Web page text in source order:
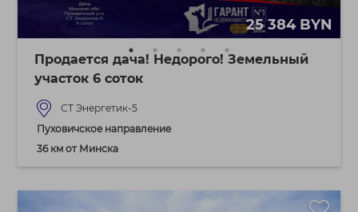
25 384 BYN
Продается дача! Недорого! Земельный
участок 6 соток
СТ Энергетик-5
Пуховичское направление
36 км от Минска